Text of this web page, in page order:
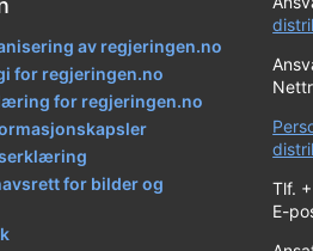
av regjeringen.no
for regjeringen.no
for regjeringen.no
for bilder og
Tlf.
E-